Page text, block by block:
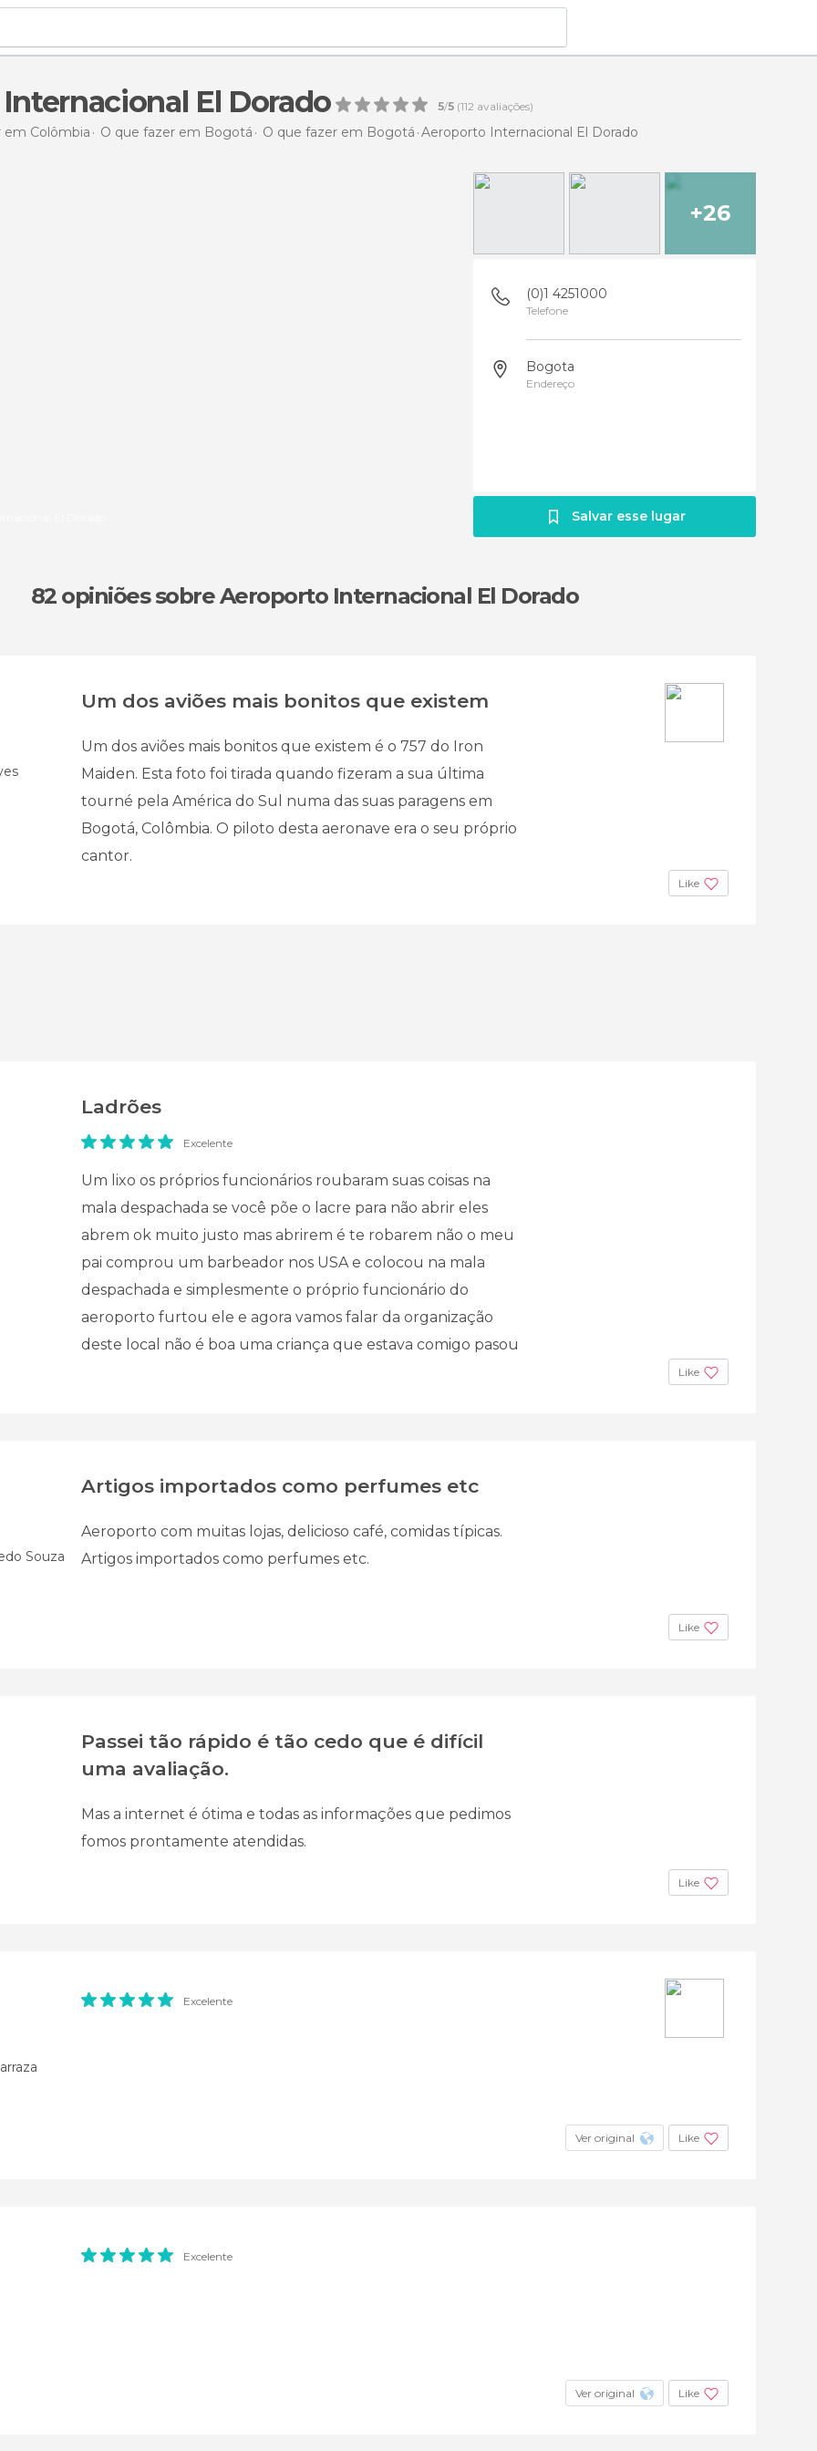
El Dorado 5/5 (112 avaliações)
em Colômbia O que fazer em Bogotá O que fazer em Bogotá Aeroporto Internacional El Dorado
+26
(0)1 4251000
Telefone
Bogota
Endereço
Salvar esse lugar
82 opiniõessobre Aeroporto Internacional El Dorado
Um dos aviões mais bonitos que existem
Um dos aviões mais bonitos que existem é o 757 do Iron
Maiden. Esta foto foi tirada quando fizeram a sua última
tourné pela América do Sul numa das suas paragens em
Bogotá, Colômbia. O piloto desta aeronave era o seu próprio
cantor.
Like
Ladrões
Excelente
Um lixo os próprios funcionários roubaram suas coisas na
mala despachada se você põe o lacre para não abrir eles
abrem ok muito justo mas abrirem é te robarem não o meu
pai comprou um barbeador nos USA e colocou na mala
despachada e simplesmente o próprio funcionário do
aeroporto furtou ele e agora vamos falar da organização
deste local não é boa uma criança que estava comigo pasou
Like
Souza
Artigos importados como perfumes etc
Aeroporto com muitas lojas, delicioso café, comidas típicas.
Artigos importados como perfumes etc.
Like
Passei tão rápido é tão cedo que é difícil
uma avaliação.
Mas a internet é ótima e todas as informações que pedimos
fomos prontamente atendidas.
Like
Excelente
Ver original Like
Excelente
Ver original Like